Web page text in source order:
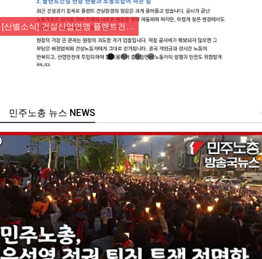
[산별소식] 건설산업연맹 플랜트건…
주노총 뉴스 NEWS